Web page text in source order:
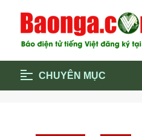
CHUYÊN MỤC